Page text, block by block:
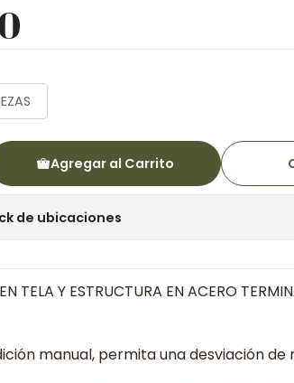
Agregar al Carrito
de ubicaciones
TELA Y ESTRUCTURA EN ACERO
manual, permita una desviación de